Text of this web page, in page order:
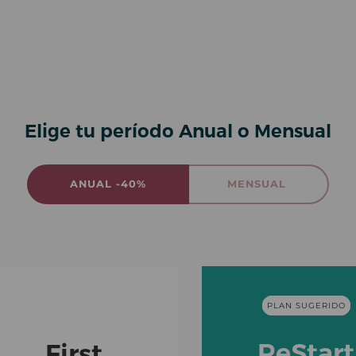
Elige tu período Anual o Mensual
ANUAL -40% MENSUAL
PLAN SUGERIDO
First
ReStart